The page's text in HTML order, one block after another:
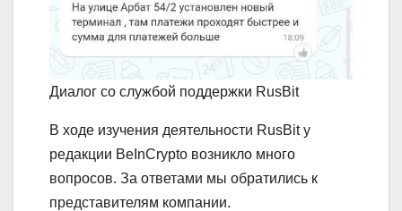
Диалог со службой поддержки RusBit
В ходе изучения деятельности RusBit у
редакции BeInCrypto возникло много
вопросов. За ответами мы обратились к
представителям компании.